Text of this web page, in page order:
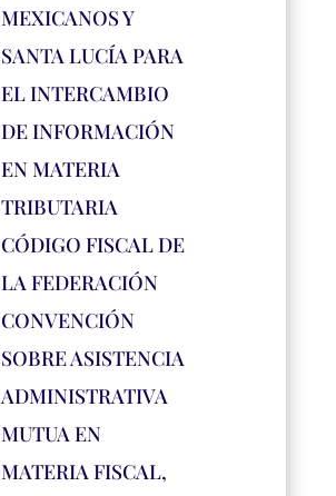
MEXICANOS Y
SANTA LUCÍA PARA
EL INTERCAMBIO
DE INFORMACIÓN
EN MATERIA
TRIBUTARIA
CÓDIGO FISCAL DE
LA FEDERACIÓN
CONVENCIÓN
SOBRE ASISTENCIA
ADMINISTRATIVA
MUTUA EN
MATERIA FISCAL,